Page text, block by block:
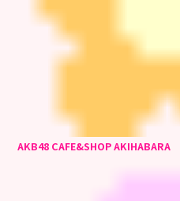
AKB48 CAFE&SHOP AKIHABARA